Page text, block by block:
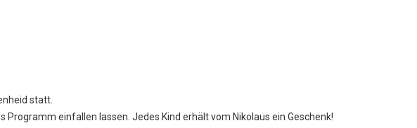
statt.
einfallen lassen. Jedes Kind erhält vom Nikolaus ein Geschenk!